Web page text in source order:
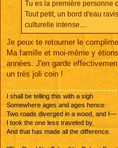
Tu es la première personne
Tout petit, un bord d'eau
culturelle intense....
Je peux te retourner le
Ma famille et moi-même y
années. J'en garde
un très joli coin !
I shall be telling this with a sigh
Somewhere ages and ages hence:
Two roads diverged in a wood, and I—
I took the one less traveled by,
And that has made all the difference.